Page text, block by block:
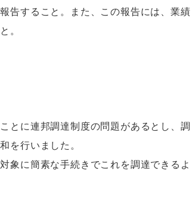
告すること。また、この報告には、業績
。
とに連邦調達制度の問題があるとし、調
を行いました。
象に簡素な手続きでこれを調達できるよ